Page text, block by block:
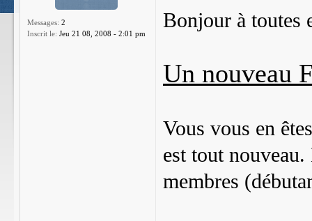
Messages: 2
Inscrit le: Jeu 21 08, 2008 - 2:01 pm
Bonjour à toutes
Un nouveau
Vous vous en
est tout nouveau.
membres